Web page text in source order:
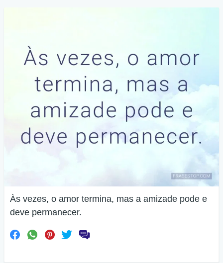
Às vezes, o amor termina, mas a amizade pode e
deve permanecer.